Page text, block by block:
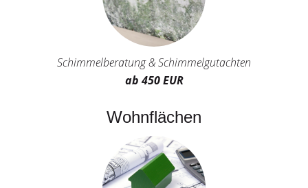
Schimmelberatung & Schimmelgutachten
ab 450 EUR
Wohnflächen